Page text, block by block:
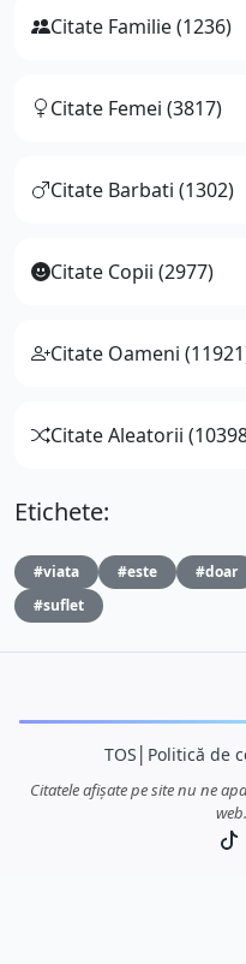
Citate Familie (1236)
Citate Femei (3817)
Citate Barbati (1302)
Citate Copii (2977)
Citate Oameni
Citate Aleatorii
Etichete:
#viata #este #doar
#suflet
TOS Politică de
Citatele afișate pe site nu ne
web.